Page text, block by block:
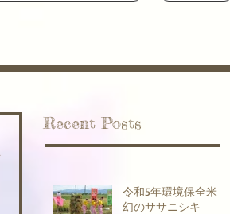
Recent Posts
令和5年環境保全米
幻のササニシキ